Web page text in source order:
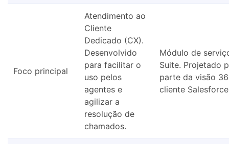
Foco principal
Atendimento ao
Cliente
Dedicado (CX).
Desenvolvido
para facilitar o
uso pelos
agentes e
agilizar a
resolução de
chamados.
Módulo de
Suite. Projetado
parte da visão
cliente